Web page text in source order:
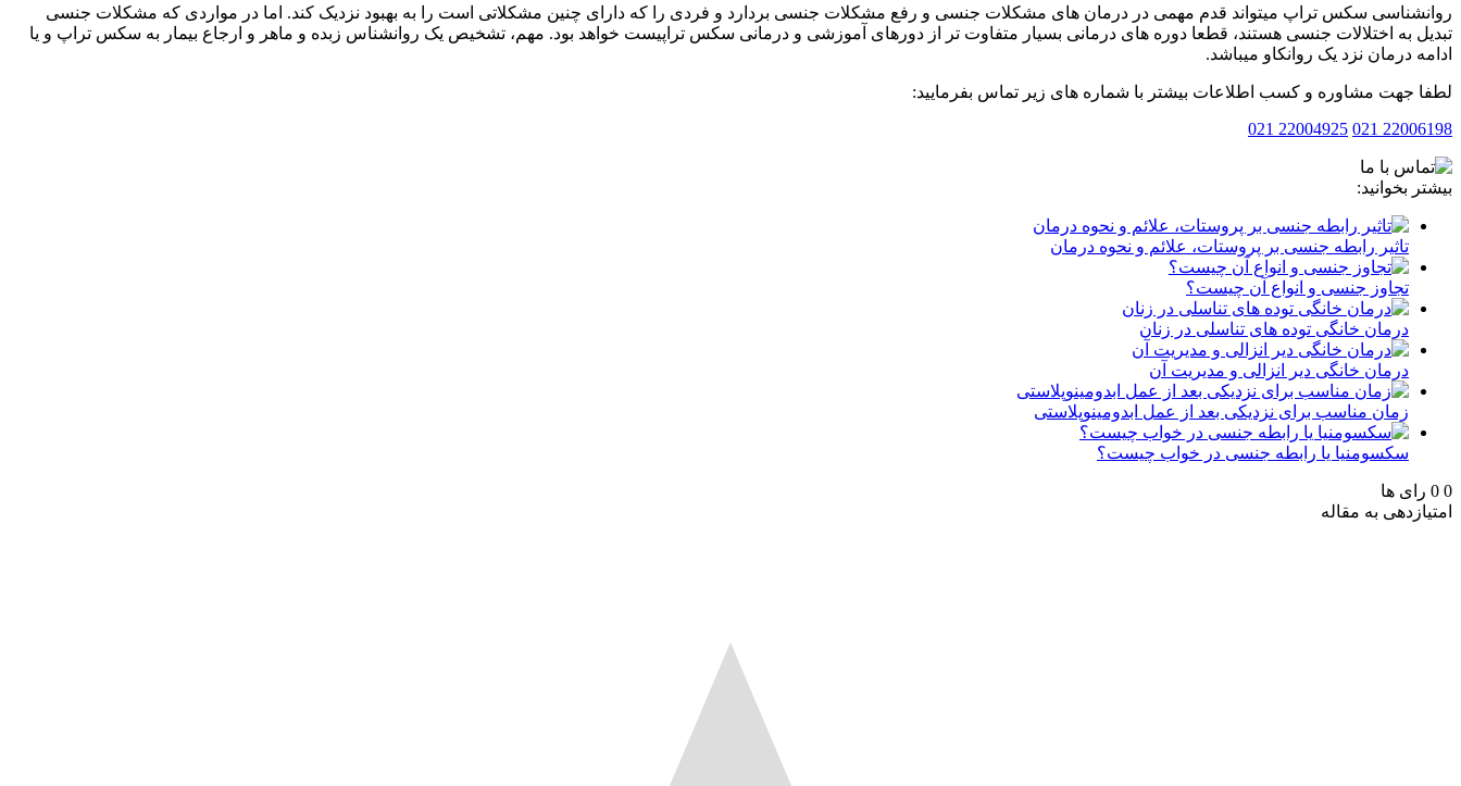
روانشناسی سکس تراپ میتواند قدم مهمی در درمان های مشکلات جنسی و رفع مشکلات جنسی بردارد و فردی را که دارای چنین مشکلاتی است را به بهبود نزدیک کند. اما در مواردی که مشکلات جنسی
تبدیل به اختلالات جنسی هستند، قطعا دوره های درمانی بسیار متفاوت تر از دورهای آموزشی و درمانی سکس تراپیست خواهد بود. مهم، تشخیص یک روانشناس زبده و ماهر و ارجاع بیمار به سکس تراپ و یا
ادامه درمان نزد یک روانکاو میباشد.
لطفا جهت مشاوره و کسب اطلاعات بیشتر با شماره های زیر تماس بفرمایید:
22006198 021
22004925 021
بیشتر بخوانید:
تاثیر رابطه جنسی بر پروستات، علائم و نحوه درمان
تجاوز جنسی و انواع آن چیست؟
درمان خانگی توده های تناسلی در زنان
درمان خانگی دیر انزالی و مدیریت آن
زمان مناسب برای نزدیکی بعد از عمل ابدومینوپلاستی
سکسومنیا یا رابطه جنسی در خواب چیست؟
0
0 رای ها
امتیازدهی به مقاله